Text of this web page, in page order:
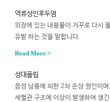
역류성인후두염
위장에 있는 내용물이 거꾸로 다시
유발 하는 것을 말합니다.
Read More >
성대폴립
음성 남용에 의한 2차 손상 원인이
세혈관 구조에 이상이 발생하여 생